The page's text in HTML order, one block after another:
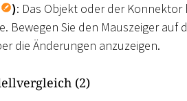
): Das Objekt oder der
Bewegen Sie den Mauszeiger
die Änderungen anzuzeigen.
(2)